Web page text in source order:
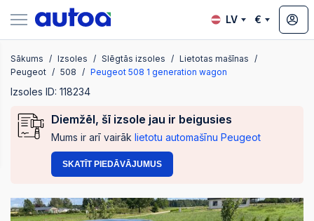
LV €
Sākums Izsoles Slēgtās izsoles
Lietotas mašīnas
Peugeot
508 Peugeot 508 1 generation wagon
Izsoles ID: 118234
Diemžēl, šī izsole jau ir beigusies
Mums ir arī vairāk lietotu automašīnu Peugeot
SKATĪT PIEDĀVĀJUMUS